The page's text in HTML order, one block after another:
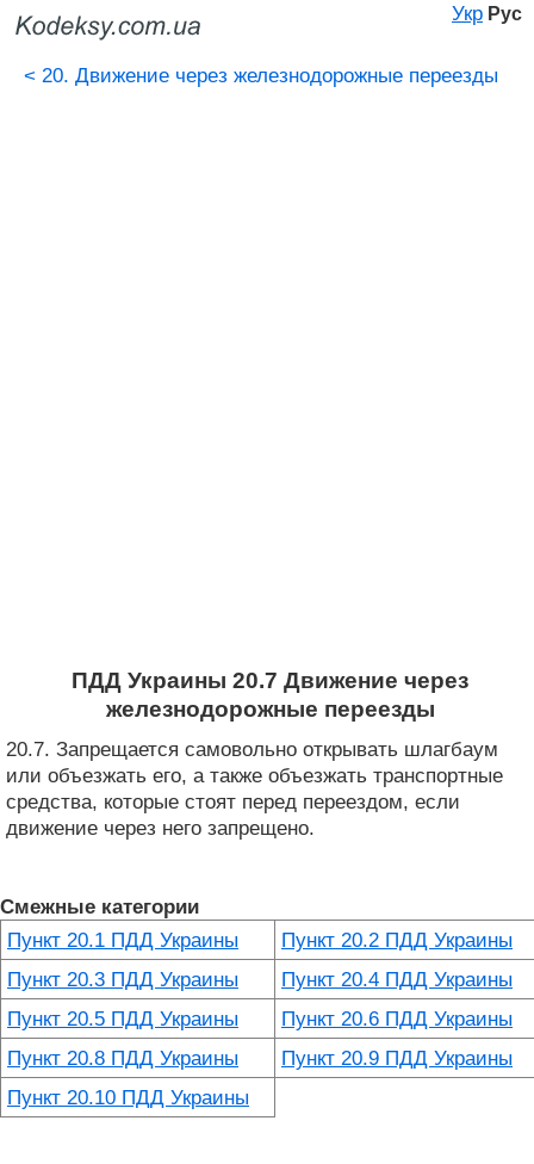
Укр Рус
< 20. Движение через железнодорожные переезды
ПДД Украины 20.7 Движение через
железнодорожные переезды
20.7. Запрещается самовольно открывать шлагбаум
или объезжать его, а также объезжать транспортные
средства, которые стоят перед переездом, если
движение через него запрещено.
Смежные категории
Пункт 20.1 ПДД Украины
Пункт 20.2 ПДД Украины
Пункт 20.3 ПДД Украины
Пункт 20.4 ПДД Украины
Пункт 20.5 ПДД Украины
Пункт 20.6 ПДД Украины
Пункт 20.8 ПДД Украины
Пункт 20.9 ПДД Украины
Пункт 20.10 ПДД Украины